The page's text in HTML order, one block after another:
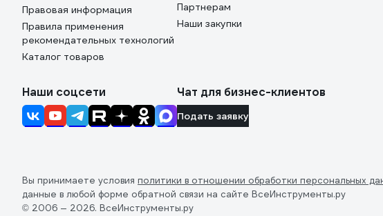
Правовая информация
Правила применения
рекомендательных технологий
Каталог товаров
Партнерам
Наши закупки
Наши соцсети Чат для бизнес-клиентов
Подать заявку
Вы принимаете условия политики в отношении обработки персональных
данные в любой форме обратной связи на сайте ВсеИнструменты.ру
© 2006 — 2026. ВсеИнструменты.ру